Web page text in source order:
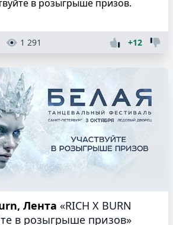
в розыгрыше призов.
1 291 +12
Лента «RIСH X BURN
в розыгрыше призов»